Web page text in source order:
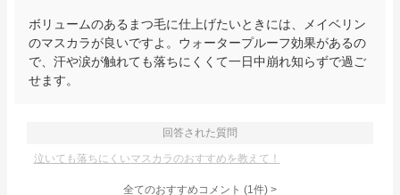
ボリュームのあるまつ毛に仕上げたいときには、メイベリン
のマスカラが良いですよ。ウォータープルーフ効果があるの
で、汗や涙が触れても落ちにくくて一日中崩れ知らずで過ご
せます。
回答された質問
泣いても落ちにくいマスカラのおすすめを教えて！
全てのおすすめコメント (1件) >